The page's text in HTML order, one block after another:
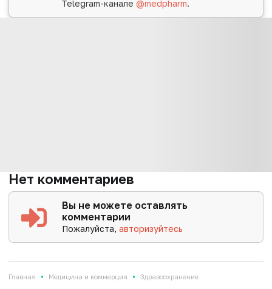
Telegram-канале@medpharm.
Нет комментариев
Вы не можете оставлять
комментарии
Пожалуйста,авторизуйтесь
Главная • Медицина и коммерция • Здравоохранение